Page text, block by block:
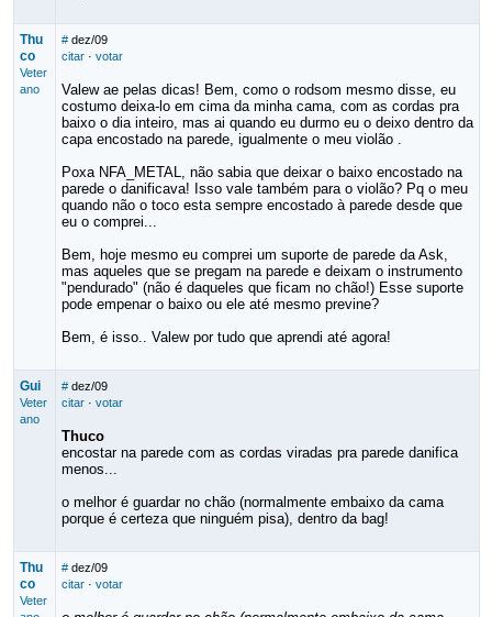
Thu
co
Veter
ano
# dez/09
citar· votar
Valew ae pelas dicas! Bem, como o rodsom mesmo disse, eu
costumo deixa-lo em cima da minha cama, com as cordas pra
baixo o dia inteiro, mas ai quando eu durmo eu o deixo dentro da
capa encostado na parede, igualmente o meu violão .
Poxa NFA_METAL, não sabia que deixar o baixo encostado na
parede o danificava! Isso vale também para o violão? Pq o meu
quando não o toco esta sempre encostado à parede desde que
eu o comprei...
Bem, hoje mesmo eu comprei um suporte de parede da Ask,
mas aqueles que se pregam na parede e deixam o instrumento
"pendurado" (não é daqueles que ficam no chão!) Esse suporte
pode empenar o baixo ou ele até mesmo previne?
Bem, é isso.. Valew por tudo que aprendi até agora!
Gui
Veter
ano
# dez/09
citar· votar
Thuco
encostar na parede com as cordas viradas pra parede danifica
menos...
o melhor é guardar no chão (normalmente embaixo da cama
porque é certeza que ninguém pisa), dentro da bag!
Thu
co
Veter
# dez/09
citar· votar